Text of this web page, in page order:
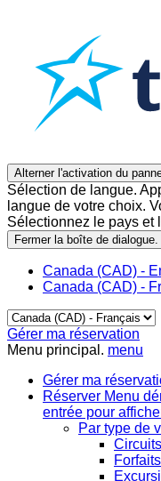
Alterner l'activation du
Sélection de langue.
langue de votre choix.
Sélectionnez le pays et
Fermer la boîte de dialogue.
Canada (CAD) -
Canada (CAD) -
Gérer ma réservation
Menu principal. menu
Gérer ma
Réserver Menu
entrée pour
Par type de